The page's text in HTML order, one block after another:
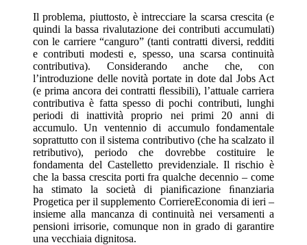
Il problema, piuttosto, è intrecciare la scarsa crescita (e
quindi la bassa rivalutazione dei contributi accumulati)
con le carriere “canguro” (tanti contratti diversi, redditi
e contributi modesti e, spesso, una scarsa continuità
contributiva). Considerando anche che, con
l’introduzione delle novità portate in dote dal Jobs Act
(e prima ancora dei contratti ﬂessibili), l’attuale carriera
contributiva è fatta spesso di pochi contributi, lunghi
periodi di inattività proprio nei primi 20 anni di
accumulo. Un ventennio di accumulo fondamentale
soprattutto con il sistema contributivo (che ha scalzato il
retributivo), periodo che dovrebbe costituire le
fondamenta del Castelletto previdenziale. Il rischio è
che la bassa crescita porti fra qualche decennio – come
ha stimato la società di pianiﬁcazione ﬁnanziaria
Progetica per il supplemento CorriereEconomia di ieri –
insieme alla mancanza di continuità nei versamenti a
pensioni irrisorie, comunque non in grado di garantire
una vecchiaia dignitosa.